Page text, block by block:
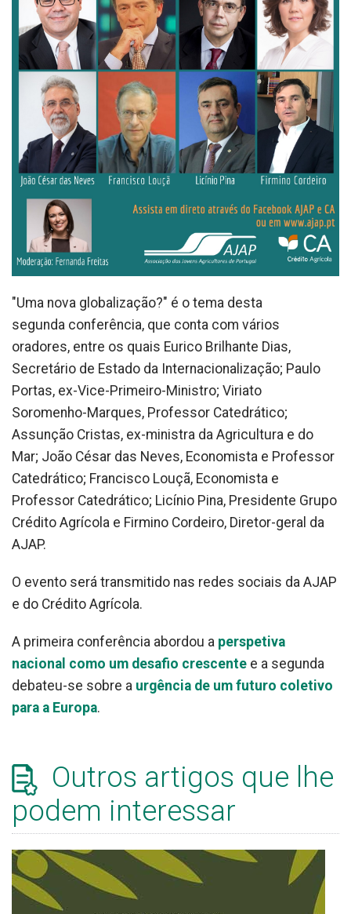
"Uma nova globalização?" é o tema desta
segunda conferência, que conta com vários
oradores, entre os quais Eurico Brilhante Dias,
Secretário de Estado da Internacionalização; Paulo
Portas, ex-Vice-Primeiro-Ministro; Viriato
Soromenho-Marques, Professor Catedrático;
Assunção Cristas, ex-ministra da Agricultura e do
Mar; João César das Neves, Economista e Professor
Catedrático; Francisco Louçã, Economista e
Professor Catedrático; Licínio Pina, Presidente Grupo
Crédito Agrícola e Firmino Cordeiro, Diretor-geral da
AJAP.
O evento será transmitido nas redes sociais da AJAP
e do Crédito Agrícola.
A primeira conferência abordou a perspetiva
nacional como um desafio crescente e a segunda
debateu-se sobre a urgência de um futuro coletivo
para a Europa.
Outros artigos que lhe
podem interessar